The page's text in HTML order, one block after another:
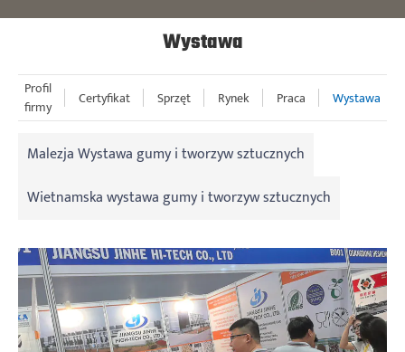
Wystawa
Profil
firmy
Certyfikat Sprzęt Rynek Praca Wystawa
Malezja Wystawa gumy i tworzyw sztucznych
Wietnamska wystawa gumy i tworzyw sztucznych